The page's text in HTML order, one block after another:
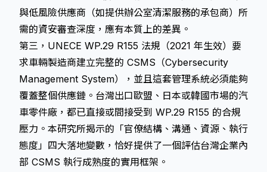
與低風險供應商（如提供辦公室清潔服務的承包商）所
需的資安審查深度，應有本質上的差異。
第三，UNECE WP.29 R155 法規（2021 年生效）要
求車輛製造商建立完整的 CSMS（Cybersecurity
Management System），並且這套管理系統必須能夠
覆蓋整個供應鏈。台灣出口歐盟、日本或韓國市場的汽
車零件廠，都已直接或間接受到 WP.29 R155 的合規
壓力。本研究所揭示的「官僚結構、溝通、資源、執行
態度」四大落地變數，恰好提供了一個評估台灣企業內
部 CSMS 執行成熟度的實用框架。